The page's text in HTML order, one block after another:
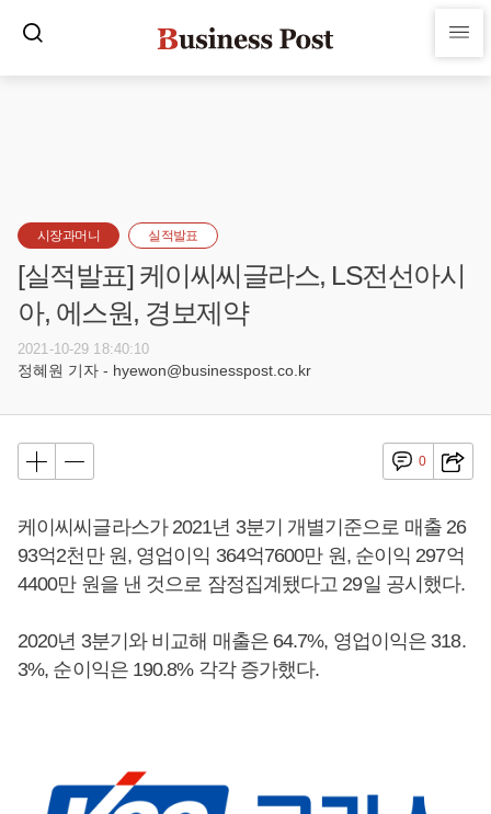
시장과머니 실적발표
[실적발표] 케이씨씨글라스, LS전선아시
아, 에스원, 경보제약
2021-10-29 18:40:10
정혜원 기자 - hyewon@businesspost.co.kr
0
케이씨씨글라스가 2021년 3분기 개별기준으로 매출 26
93억2천만 원, 영업이익 364억7600만 원, 순이익 297억
4400만 원을 낸 것으로 잠정집계됐다고 29일 공시했다.
2020년 3분기와 비교해 매출은 64.7%, 영업이익은 318.
3%, 순이익은 190.8% 각각 증가했다.